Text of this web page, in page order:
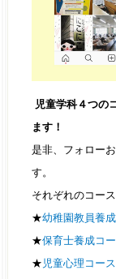
児童学科４つの
ます！
是非、フォロー
す。
それぞれのコー
★幼稚園教員養
★保育士養成コ
★ 児童心理コース